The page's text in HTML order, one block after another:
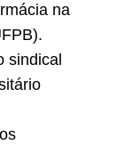
na
sindical